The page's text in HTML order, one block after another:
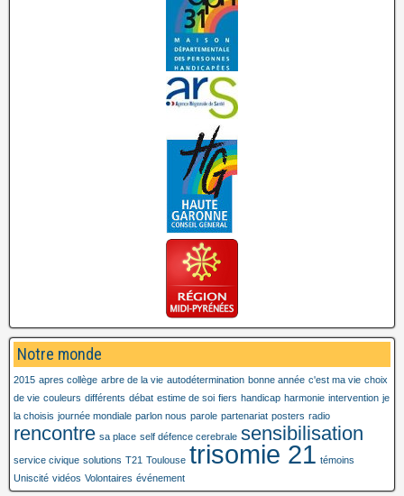
Notre monde
2015 apres collège arbre de la vie autodétermination bonne année c'est ma vie choix
de vie couleurs différents débat estime de soi fiers handicap harmonie intervention je
la choisis journée mondiale parlon nous parole partenariat posters radio
rencontre sa place self défence cerebrale sensibilisation
service civique solutions T21 Toulouse trisomie 21 témoins
Uniscité vidéos Volontaires événement